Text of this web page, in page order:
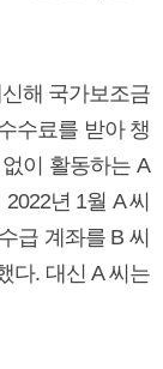
해 국가보조금
수료를 받아 챙
이 활동하는 A
년 1월 A 씨
급 계좌를 B 씨
다. 대신 A 씨는